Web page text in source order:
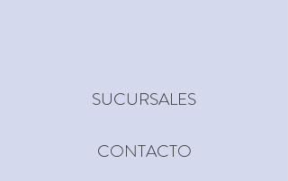
SUCURSALES
CONTACTO